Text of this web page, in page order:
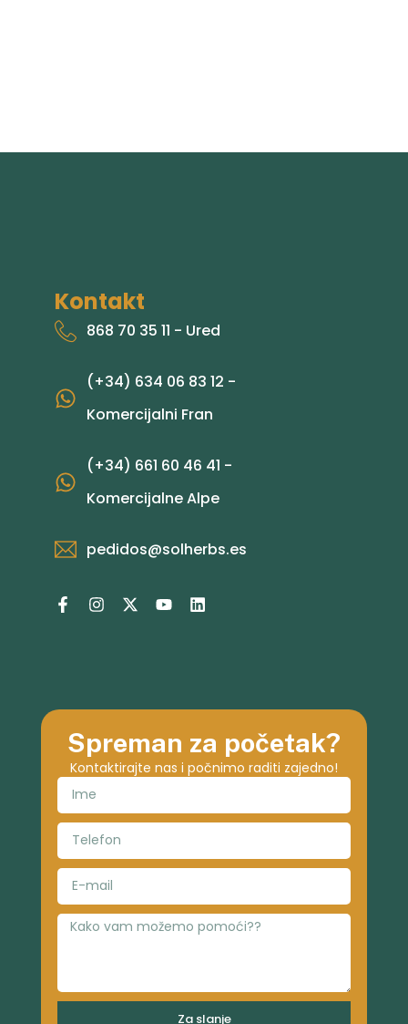
Kontakt
868 70 35 11 - Ured
(+34) 634 06 83 12 -
Komercijalni Fran
(+34) 661 60 46 41 -
Komercijalne Alpe
pedidos@solherbs.es
Spreman za početak?
Kontaktirajte nas i počnimo raditi zajedno!
Za slanje